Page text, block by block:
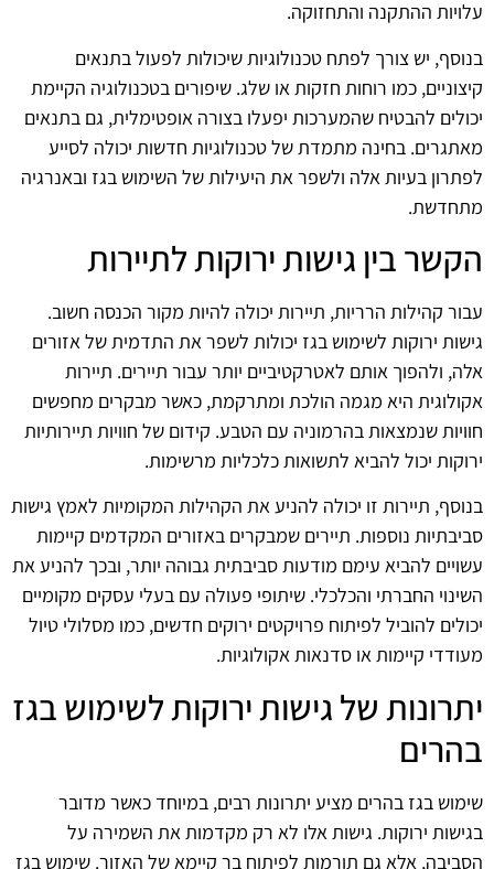
עלויות ההתקנה והתחזוקה.
בנוסף, יש צורך לפתח טכנולוגיות שיכולות לפעול בתנאים
קיצוניים, כמו רוחות חזקות או שלג. שיפורים בטכנולוגיה הקיימת
יכולים להבטיח שהמערכות יפעלו בצורה אופטימלית, גם בתנאים
מאתגרים. בחינה מתמדת של טכנולוגיות חדשות יכולה לסייע
לפתרון בעיות אלה ולשפר את היעילות של השימוש בגז ובאנרגיה
מתחדשת.
הקשר בין גישות ירוקות לתיירות
עבור קהילות הרריות, תיירות יכולה להיות מקור הכנסה חשוב.
גישות ירוקות לשימוש בגז יכולות לשפר את התדמית של אזורים
אלה, ולהפוך אותם לאטרקטיביים יותר עבור תיירים. תיירות
אקולוגית היא מגמה הולכת ומתרקמת, כאשר מבקרים מחפשים
חוויות שנמצאות בהרמוניה עם הטבע. קידום של חוויות תיירותיות
ירוקות יכול להביא לתשואות כלכליות מרשימות.
בנוסף, תיירות זו יכולה להניע את הקהילות המקומיות לאמץ גישות
סביבתיות נוספות. תיירים שמבקרים באזורים המקדמים קיימות
עשויים להביא עימם מודעות סביבתית גבוהה יותר, ובכך להניע את
השינוי החברתי והכלכלי. שיתופי פעולה עם בעלי עסקים מקומיים
יכולים להוביל לפיתוח פרויקטים ירוקים חדשים, כמו מסלולי טיול
מעודדי קיימות או סדנאות אקולוגיות.
יתרונות של גישות ירוקות לשימוש בגז
בהרים
שימוש בגז בהרים מציע יתרונות רבים, במיוחד כאשר מדובר
בגישות ירוקות. גישות אלו לא רק מקדמות את השמירה על
הסביבה, אלא גם תורמות לפיתוח בר קיימא של האזור. שימוש בגז